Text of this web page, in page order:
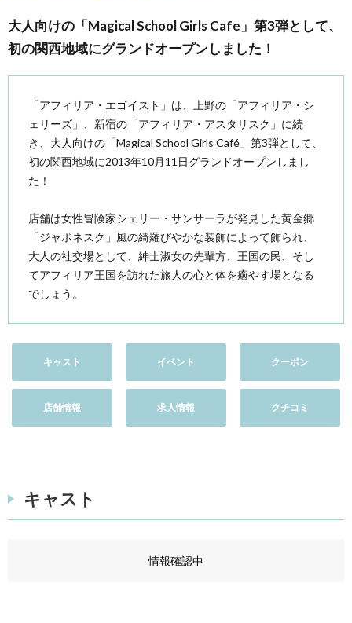
大人向けの「Magical School Girls Cafe」第3弾として、
初の関西地域にグランドオープンしました！
「アフィリア・エゴイスト」は、上野の「アフィリア・シ
ェリーズ」、新宿の「アフィリア・アスタリスク」に続
き、大人向けの「Magical School Girls Café」第3弾として、
初の関西地域に2013年10月11日グランドオープンしまし
た！
店舗は女性冒険家シェリー・サンサーラが発見した黄金郷
「ジャポネスク」風の綺羅びやかな装飾によって飾られ、
大人の社交場として、紳士淑女の先輩方、王国の民、そし
てアフィリア王国を訪れた旅人の心と体を癒やす場となる
でしょう。
キャスト イベント クーポン
店舗情報 求人情報 クチコミ
キャスト
情報確認中